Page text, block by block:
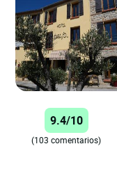
9.4/10
(103 comentarios)